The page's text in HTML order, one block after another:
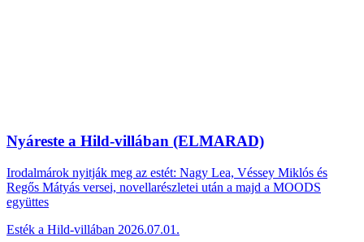
Nyáreste a Hild-villában (ELMARAD)
Irodalmárok nyitják meg az estét: Nagy Lea, Véssey Miklós és
Regős Mátyás versei, novellarészletei után a majd a MOODS
együttes
Esték a Hild-villában 2026.07.01.